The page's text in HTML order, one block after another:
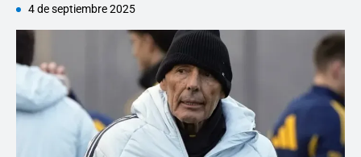
4 de septiembre 2025